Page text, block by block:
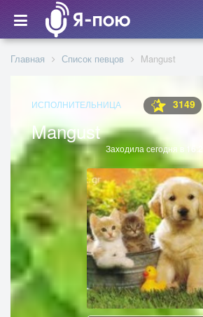
Главная Список певцов Mangust
ИСПОЛНИТЕЛЬНИЦА 3149
Mangust
Заходила сегодня в 16:28